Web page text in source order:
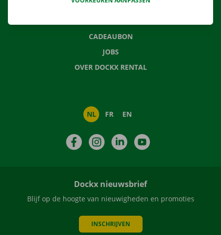
VEELGESTELDE VRAGEN
CADEAUBON
JOBS
OVER DOCKX RENTAL
NL FR EN
FacebookInstagramLinkedIn
Dockx nieuwsbrief
Blijf op de hoogte van nieuwigheden en promoties
INSCHRIJVEN